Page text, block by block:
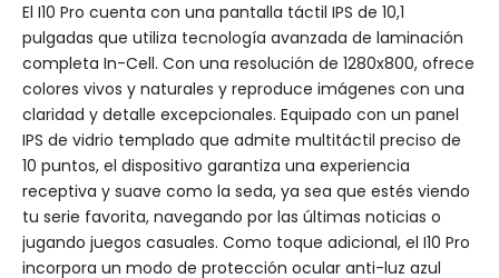
El I10 Pro cuenta con una pantalla táctil IPS de 10,1
pulgadas que utiliza tecnología avanzada de laminación
completa In-Cell. Con una resolución de 1280x800, ofrece
colores vivos y naturales y reproduce imágenes con una
claridad y detalle excepcionales. Equipado con un panel
IPS de vidrio templado que admite multitáctil preciso de
10 puntos, el dispositivo garantiza una experiencia
receptiva y suave como la seda, ya sea que estés viendo
tu serie favorita, navegando por las últimas noticias o
jugando juegos casuales. Como toque adicional, el I10 Pro
incorpora un modo de protección ocular anti-luz azul